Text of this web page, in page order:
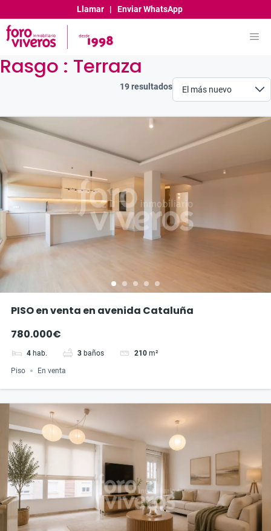
al
contenido
Llamar| Enviar WhatsApp
Rasgo : Terraza
19 resultados
PISO en venta en avenida Cataluña
780.000€
4 hab. 3 baños 210 m²
Piso En venta